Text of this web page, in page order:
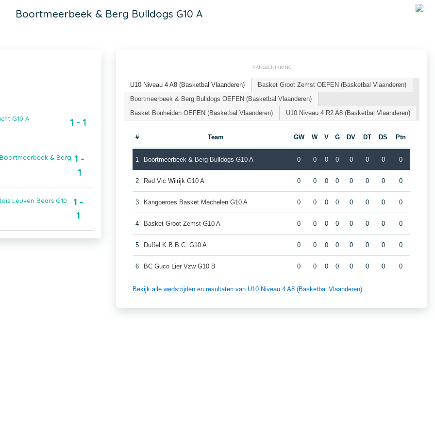
Boortmeerbeek & Berg Bulldogs G10 A
G10 A 1 - 1
& Berg 1 -
1
Leuven Bears G10
1 -
1
RANGSCHIKKING
U10 Niveau 4 A8 (Basketbal Vlaanderen)
Basket Groot Zemst OEFEN (Basketbal Vlaanderen)
Boortmeerbeek & Berg Bulldogs OEFEN (Basketbal Vlaanderen)
Basket Bonheiden OEFEN (Basketbal Vlaanderen)
U10 Niveau 4 R2 A8 (Basketbal Vlaanderen)
# Team GW W V G DV DT DS Ptn
1 Boortmeerbeek & Berg Bulldogs G10 A 0 0 0 0 0 0 0 0
2 Red Vic Wilrijk G10 A 0 0 0 0 0 0 0 0
3 Kangoeroes Basket Mechelen G10 A 0 0 0 0 0 0 0 0
4 Basket Groot Zemst G10 A 0 0 0 0 0 0 0 0
5 Duffel K.B.B.C. G10 A 0 0 0 0 0 0 0 0
6 BC Guco Lier Vzw G10 B 0 0 0 0 0 0 0 0
Bekijk alle wedstrijden en resultaten van U10 Niveau 4 A8 (Basketbal Vlaanderen)